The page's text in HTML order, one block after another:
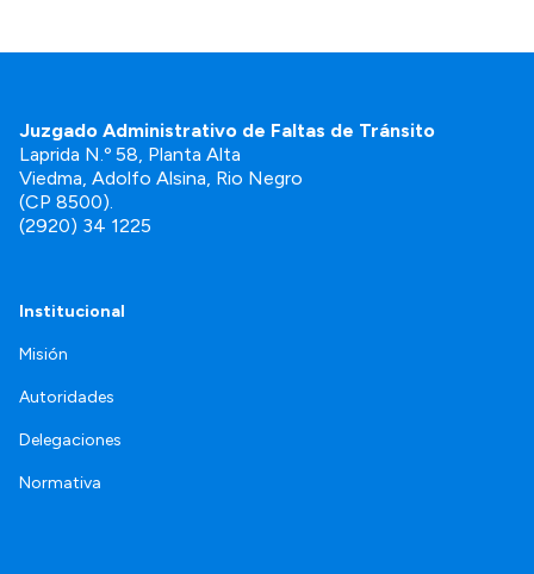
Juzgado Administrativo de Faltas de Tránsito
Laprida N.º 58, Planta Alta
Viedma, Adolfo Alsina, Rio Negro
(CP 8500).
(2920) 34 1225
Institucional
Misión
Autoridades
Delegaciones
Normativa